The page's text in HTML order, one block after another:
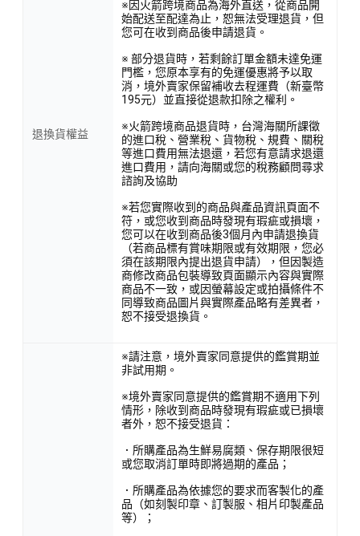
退換貨權益
※因火箭跨境商品為海外直送，從商品開
始配送至配達為止，恕無法受理退貨，但
您可在收到商品後申請退貨。
※ 部分退貨時，若剩餘訂單金額未達免運
門檻，您原本享有的免運優惠將予以取
消，境外賣家保留補收去程運費（新臺幣
195元）並直接從退款扣除之權利。
※火箭跨境商品退貨時，台灣海關所課徵
的進口稅、營業稅、貨物稅、規費、關稅
等進口費用無法退還，若您有意請求退還
進口費用，請向海關或您的稅務顧問尋求
諮詢及協助
※若您實際收到的商品與產品資訊頁面不
符，或您收到商品時發現有瑕疵或損壞，
您可以在收到商品後3個月內申請退換貨
（若商品標有賞味期限或有效期限，您必
須在該期限內提出退貨申請），但因製造
商修改商品包裝導致頁面顯示內容與實際
商品不一致，或因螢幕設定或拍攝條件不
同導致商品圖片與實際產品略有差異者，
恕不接受退換貨。
※請注意，境外賣家同意提供的鑑賞期並
非試用期。
※境外賣家同意提供的鑑賞期不適用下列
情形，除收到商品時發現有瑕疵或已損壞
者外，恕不接受退貨：
．所購產品為生鮮易腐類、保存期限很短
或您取消訂單時即將過期的產品；
．所購產品為依據您的要求而客製化的產
品（如刻製印章、訂製服、相片印製產品
等）；